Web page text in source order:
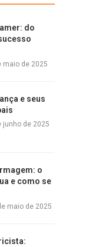
do
maio de 2025
e seus
junho de 2025
o
e como se
maio de 2025